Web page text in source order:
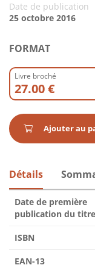
Date de publication
25 octobre 2016
FORMAT
Livre broché
27.00 €
Ajouter au
Détails
Date de première
publication du titre
ISBN
EAN-13